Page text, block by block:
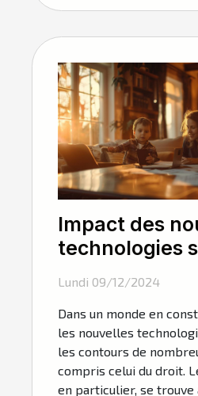
Impact des
technologies
Lundi 09/12/2024
Dans un monde en
les nouvelles
les contours de
compris celui du droit.
en particulier, se